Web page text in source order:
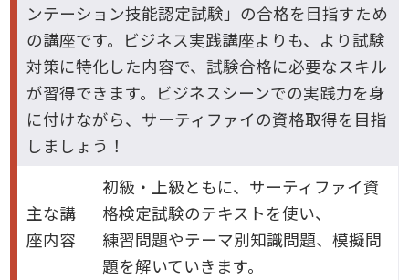
ンテーション技能認定試験」の合格を目指すため
の講座です。ビジネス実践講座よりも、より試験
対策に特化した内容で、試験合格に必要なスキル
が習得できます。ビジネスシーンでの実践力を身
に付けながら、サーティファイの資格取得を目指
しましょう！
主な講
座内容
初級・上級ともに、サーティファイ資
格検定試験のテキストを使い、
練習問題やテーマ別知識問題、模擬問
題を解いていきます。